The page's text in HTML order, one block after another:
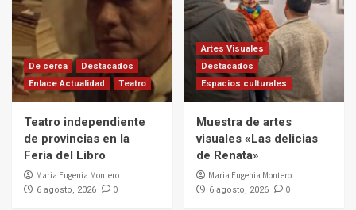
De cerca
Destacados
Enlace Actualidad
Teatro
Teatro independiente
de provincias en la
Feria del Libro
Maria Eugenia Montero
6 agosto, 2026 0
Artes Visuales
Destacados
Espacios culturales
Muestra de artes
visuales «Las delicias
de Renata»
Maria Eugenia Montero
6 agosto, 2026 0